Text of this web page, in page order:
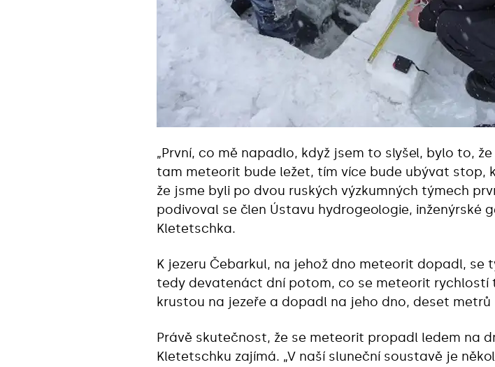
„První, co mě napadlo, když jsem to slyšel, bylo to,
tam meteorit bude ležet, tím více bude ubývat stop,
že jsme byli po dvou ruských výzkumných týmech
podivoval se člen Ústavu hydrogeologie, inženýrské
Kletetschka.
K jezeru Čebarkul, na jehož dno meteorit dopadl, se
tedy devatenáct dní potom, co se meteorit rychlostí
krustou na jezeře a dopadl na jeho dno, deset metrů
Právě skutečnost, že se meteorit propadl ledem na
Kletetschku zajímá. „V naší sluneční soustavě je